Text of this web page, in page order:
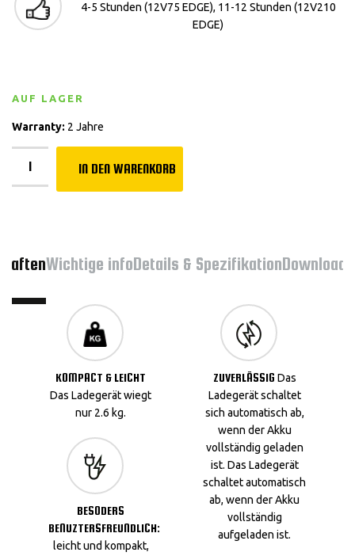
4-5 Stunden (12V75 EDGE), 11-12 Stunden (12V210
EDGE)
AUF LAGER
Warranty: 2 Jahre
IN DEN WARENKORB
Wichtige info Details & Spezifikation Downloads
KOMPACT & LEICHT
Das Ladegerät wiegt
nur 2.6 kg.
BESODERS
BENUZTERSFREUNDLICH:
leicht und kompakt,
ZUVERLÄSSIG Das
Ladegerät schaltet
sich automatisch ab,
wenn der Akku
vollständig geladen
ist. Das Ladegerät
schaltet automatisch
ab, wenn der Akku
vollständig
aufgeladen ist.